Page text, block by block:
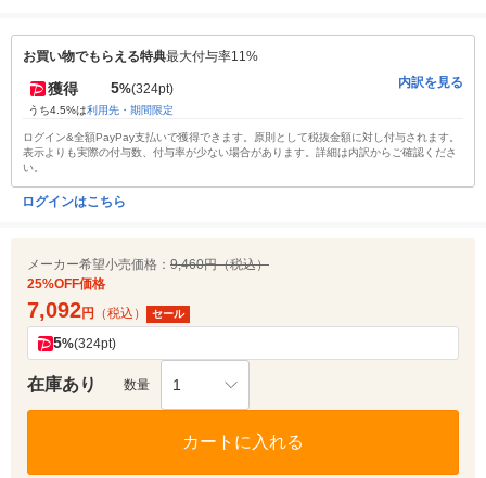
お買い物でもらえる特典最大付与率11%
獲得 5%(324pt)
うち4.5%は利用先・期間限定
内訳を見る
ログイン&全額PayPay支払いで獲得できます。原則として税抜金額に対し付与されます。
表示よりも実際の付与数、付与率が少ない場合があります。詳細は内訳からご確認くださ
い。
ログインはこちら
メーカー希望小売価格： 9,460円（税込）
25%OFF価格
7,092円 （税込） セール
5%(324pt)
在庫あり 数量 1
カートに入れる